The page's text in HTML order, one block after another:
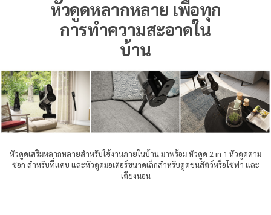
หัวดูดหลากหลาย เพื่อทุก
การทำความสะอาดใน
บ้าน
หัวดูดเสริมหลากหลายสำหรับใช้งานภายในบ้าน มาพร้อม หัวดูด 2 in 1 หัวดูดตาม
ซอก สำหรับที่แคบ และหัวดูดมอเตอร์ขนาดเล็กสำหรับดูดขนสัตว์หรือโซฟา และ
เตียงนอน